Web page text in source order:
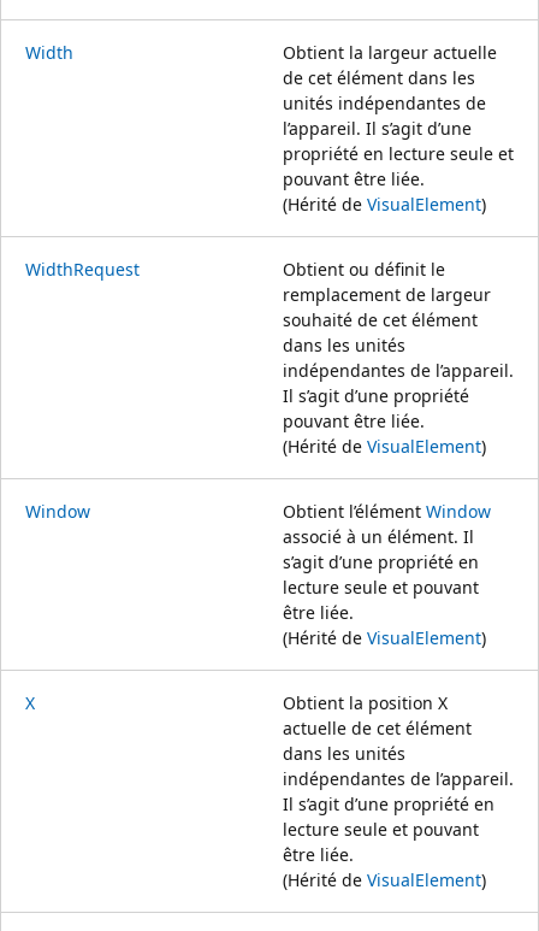
Width
Obtient la largeur actuelle
de cet élément dans les
unités indépendantes de
l’appareil. Il s’agit d’une
propriété en lecture seule et
pouvant être liée.
(Hérité de VisualElement)
WidthRequest
Obtient ou définit le
remplacement de largeur
souhaité de cet élément
dans les unités
indépendantes de l’appareil.
Il s’agit d’une propriété
pouvant être liée.
(Hérité de VisualElement)
Window Obtient l’élément Window
associé à un élément. Il
s’agit d’une propriété en
lecture seule et pouvant
être liée.
(Hérité de VisualElement)
X
Obtient la position X
actuelle de cet élément
dans les unités
indépendantes de l’appareil.
Il s’agit d’une propriété en
lecture seule et pouvant
être liée.
(Hérité de VisualElement)